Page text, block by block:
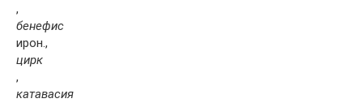
,
бенефис
ирон.,
цирк
,
катавасия